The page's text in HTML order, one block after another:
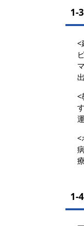
1-
<
<
<
1-